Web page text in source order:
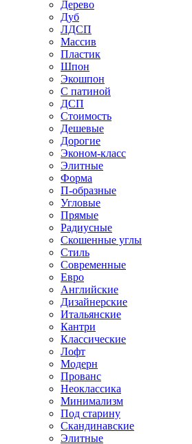
Дерево
Дуб
ЛДСП
Массив
Пластик
Шпон
Экошпон
С патиной
ДСП
Стоимость
Дешевые
Дорогие
Эконом-класс
Элитные
Форма
П-образные
Угловые
Прямые
Радиусные
Скошенные углы
Стиль
Современные
Евро
Английские
Дизайнерские
Итальянские
Кантри
Классические
Лофт
Модерн
Прованс
Неоклассика
Минимализм
Под старину
Скандинавские
Элитные